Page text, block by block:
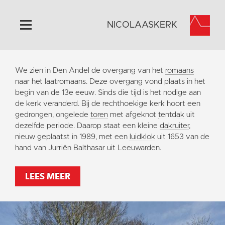
Home
Algemeen
Historie
Omgeving
Activiteiten
Steun ons
Contact
Vaktaal
NICOLAASKERK
We zien in Den Andel de overgang van het romaans
naar het laatromaans. Deze overgang vond plaats in het
begin van de 13e eeuw. Sinds die tijd is het nodige aan
de kerk veranderd. Bij de rechthoekige kerk hoort een
gedrongen, ongelede toren met afgeknot tentdak uit
dezelfde periode. Daarop staat een kleine dakruiter,
nieuw geplaatst in 1989, met een luidklok uit 1653 van de
hand van Jurriën Balthasar uit Leeuwarden.
LEES MEER